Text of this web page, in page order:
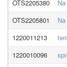
OTS2205380
OTS2205801
1220011213
1220010096